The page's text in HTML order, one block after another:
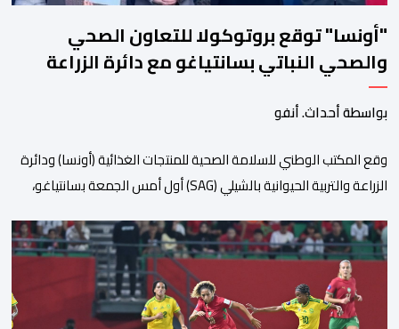
"أونسا" توقع بروتوكولا للتعاون الصحي
والصحي النباتي بسانتياغو مع دائرة الزراعة
وتربية المواشي
بواسطة أحداث. أنفو
وقع المكتب الوطني للسلامة الصحية للمنتجات الغذائية (أونسا) ودائرة
الزراعة والتربية الحيوانية بالشيلي (SAG) أول أمس الجمعة بسانتياغو،
والصحة الحيوانية. وسيمكن هذا البروتوكول الذي تم توقيعه بحضور
مسؤولين عن السلطات الشيلية، وممثلين عن القطاع الخاص ومن
أوساط التصدير، من مواءمة الإجراءات الصحية، والصحية النباتية المطبقة
على […]